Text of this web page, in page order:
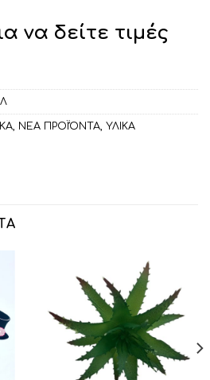
να δείτε τιμές
, ΝΕΑ ΠΡΟΪΌΝΤΑ, ΥΛΙΚΑ